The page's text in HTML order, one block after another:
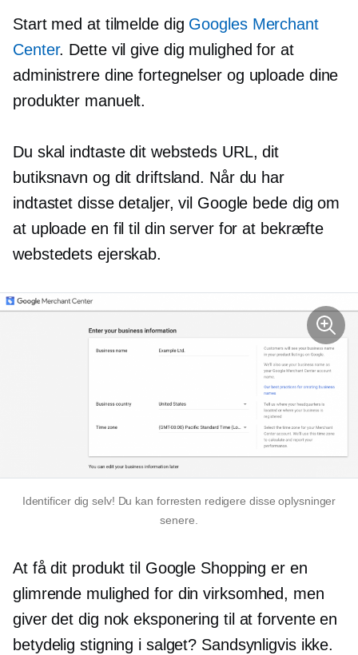
Start med at tilmelde dig Googles Merchant
Center. Dette vil give dig mulighed for at
administrere dine fortegnelser og uploade dine
produkter manuelt.
Du skal indtaste dit websteds URL, dit
butiksnavn og dit driftsland. Når du har
indtastet disse detaljer, vil Google bede dig om
at uploade en fil til din server for at bekræfte
webstedets ejerskab.
Identificer dig selv! Du kan forresten redigere disse oplysninger
senere.
At få dit produkt til Google Shopping er en
glimrende mulighed for din virksomhed, men
giver det dig nok eksponering til at forvente en
betydelig stigning i salget? Sandsynligvis ikke.